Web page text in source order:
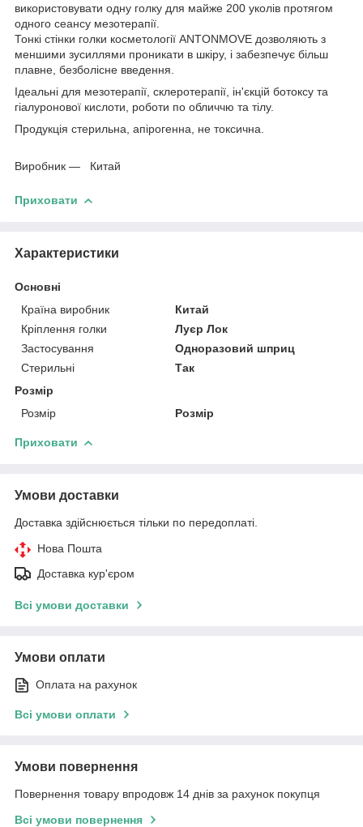
використовувати одну голку для майже 200 уколів протягом
одного сеансу мезотерапії.
Тонкі стінки голки косметології ANTONMOVE дозволяють з
меншими зусиллями проникати в шкіру, і забезпечує більш
плавне, безболісне введення.
Ідеальні для мезотерапії, склеротерапії, ін'єкцій ботоксу та
гіалуронової кислоти, роботи по обличчю та тілу.
Продукція стерильна, апірогенна, не токсична.
Виробник — Китай
Приховати
Характеристики
Основні
Країна виробник
Китай
Кріплення голки
Луєр Лок
Застосування
Одноразовий шприц
Стерильні
Так
Розмір
Розмір
Розмір
Приховати
Умови доставки
Доставка здійснюється тільки по передоплаті.
Нова Пошта
Доставка кур'єром
Всі умови доставки
Умови оплати
Оплата на рахунок
Всі умови оплати
Умови повернення
Повернення товару впродовж 14 днів за рахунок покупця
Всі умови повернення